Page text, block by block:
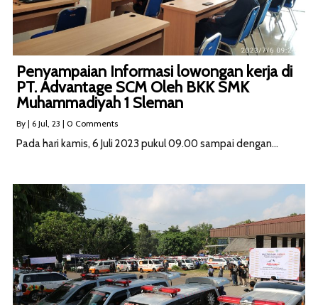
Penyampaian Informasi lowongan kerja di
PT. Advantage SCM Oleh BKK SMK
Muhammadiyah 1 Sleman
By | 6 Jul, 23 | 0 Comments
Pada hari kamis, 6 Juli 2023 pukul 09.00 sampai dengan…